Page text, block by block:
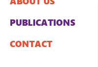
PUBLICATIONS
CONTACT